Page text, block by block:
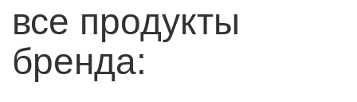
все продукты
бренда: